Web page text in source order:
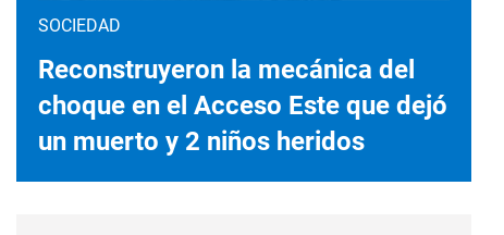
SOCIEDAD
Reconstruyeron la mecánica del
choque en el Acceso Este que dejó
un muerto y 2 niños heridos